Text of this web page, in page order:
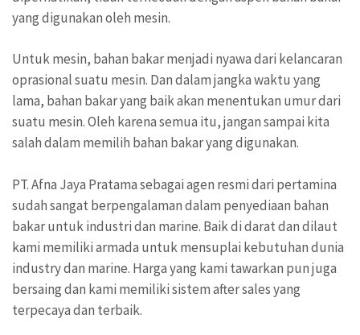
yang digunakan oleh mesin.
Untuk mesin, bahan bakar menjadi nyawa dari kelancaran
oprasional suatu mesin. Dan dalam jangka waktu yang
lama, bahan bakar yang baik akan menentukan umur dari
suatu mesin. Oleh karena semua itu, jangan sampai kita
salah dalam memilih bahan bakar yang digunakan.
PT. Afna Jaya Pratama sebagai agen resmi dari pertamina
sudah sangat berpengalaman dalam penyediaan bahan
bakar untuk industri dan marine. Baik di darat dan dilaut
kami memiliki armada untuk mensuplai kebutuhan dunia
industry dan marine. Harga yang kami tawarkan pun juga
bersaing dan kami memiliki sistem after sales yang
terpecaya dan terbaik.